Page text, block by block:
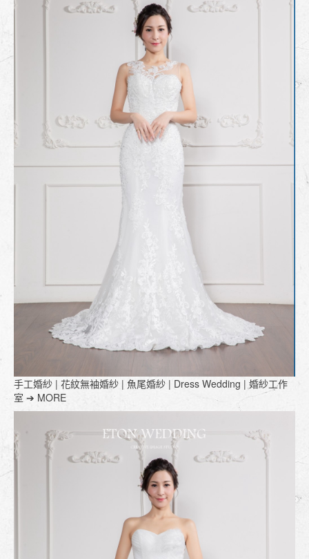
手工婚紗 | 花紋無袖婚紗 | 魚尾婚紗 | Dress Wedding | 婚紗工作
室 ➔ MORE